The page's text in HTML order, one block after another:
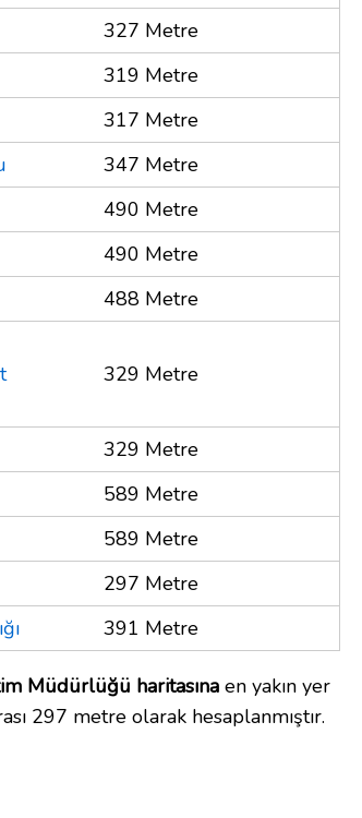
327 Metre
319 Metre
317 Metre
347 Metre
490 Metre
490 Metre
488 Metre
329 Metre
329 Metre
589 Metre
589 Metre
297 Metre
391 Metre
Müdürlüğü haritasına en yakın yer
297 metre olarak hesaplanmıştır.